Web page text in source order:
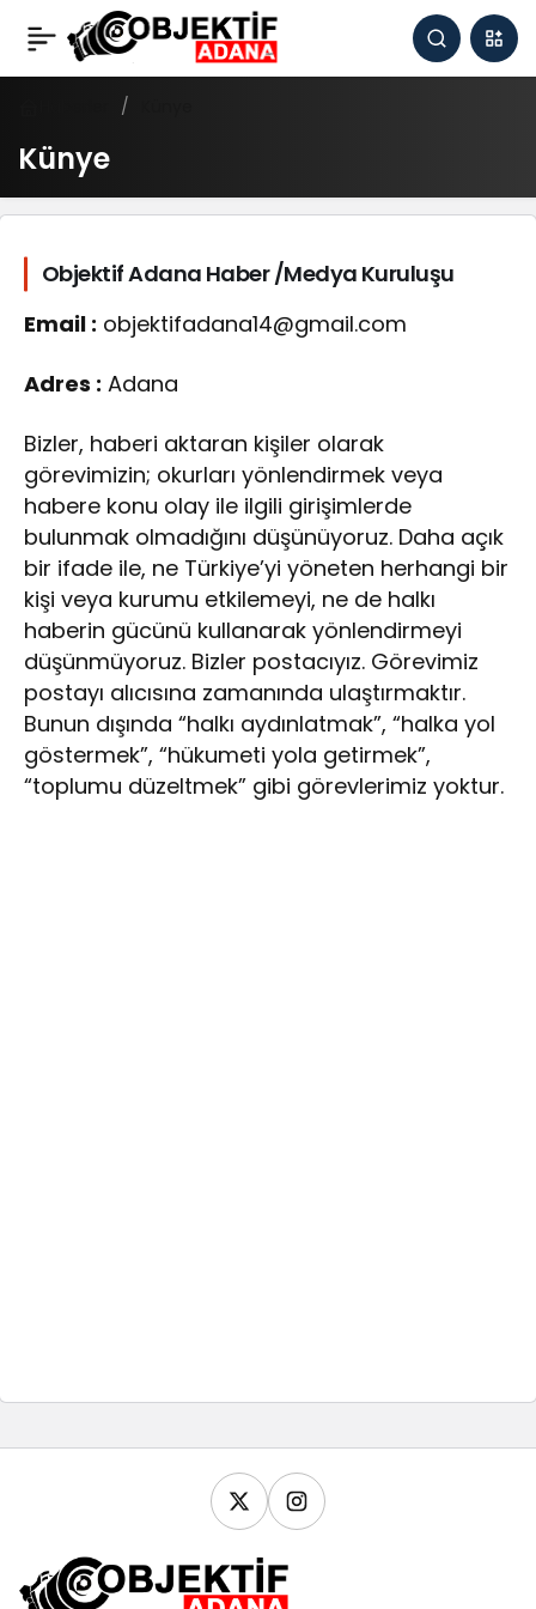
Künye
Objektif Adana Haber /Medya Kuruluşu
Email : objektifadana14@gmail.com
Adres : Adana
Bizler, haberi aktaran kişiler olarak
görevimizin; okurları yönlendirmek veya
habere konu olay ile ilgili girişimlerde
bulunmak olmadığını düşünüyoruz. Daha açık
bir ifade ile, ne Türkiye’yi yöneten herhangi bir
kişi veya kurumu etkilemeyi, ne de halkı
haberin gücünü kullanarak yönlendirmeyi
düşünmüyoruz. Bizler postacıyız. Görevimiz
postayı alıcısına zamanında ulaştırmaktır.
Bunun dışında “halkı aydınlatmak”, “halka yol
göstermek”, “hükumeti yola getirmek”,
“toplumu düzeltmek” gibi görevlerimiz yoktur.